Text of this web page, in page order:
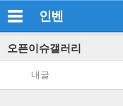
인벤
오픈이슈갤러리
내글